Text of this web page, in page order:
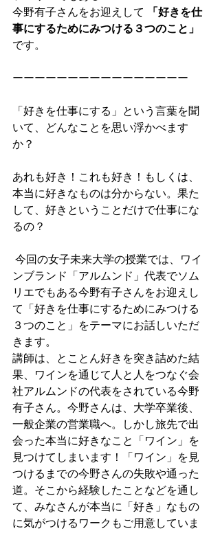
今野有子さんをお迎えして
「好きを仕
事にするためにみつける３つのこと」
です。
ーーーーーーーーーーーーーーーー
「好きを仕事にする」という言葉を聞
いて、どんなことを思い浮かべます
か？
あれも好き！これも好き！もしくは、
本当に好きなものは分からない。果た
して、好きということだけで仕事にな
るの？
ンブランド「アルムンド」代表でソム
リエでもある今野有子さんをお迎えし
て「好きを仕事にするためにみつける
３つのこと」をテーマにお話しいただ
きます。
講師は、とことん好きを突き詰めた結
果、ワインを通じて人と人をつなぐ会
社アルムンドの代表をされている今野
有子さん。今野さんは、大学卒業後、
一般企業の営業職へ。しかし旅先で出
会った本当に好きなこと「ワイン」を
見つけてしまいます！「ワイン」を見
つけるまでの今野さんの失敗や通った
道。そこから経験したことなどを通し
て、みなさんが本当に「好き」なもの
に気がつけるワークもご用意していま